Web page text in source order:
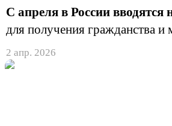
С апреля в России вводятся
для получения гражданства и
2 апр. 2026